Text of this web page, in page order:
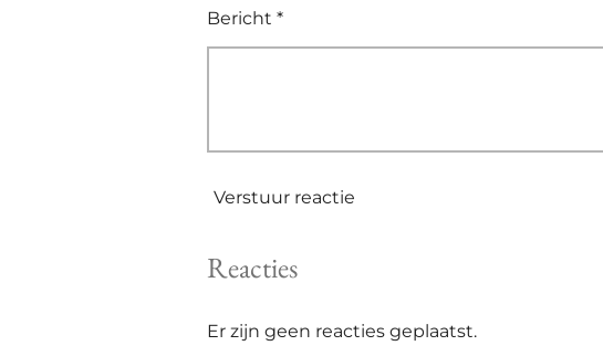
Bericht *
Verstuur reactie
Reacties
Er zijn geen reacties geplaatst.